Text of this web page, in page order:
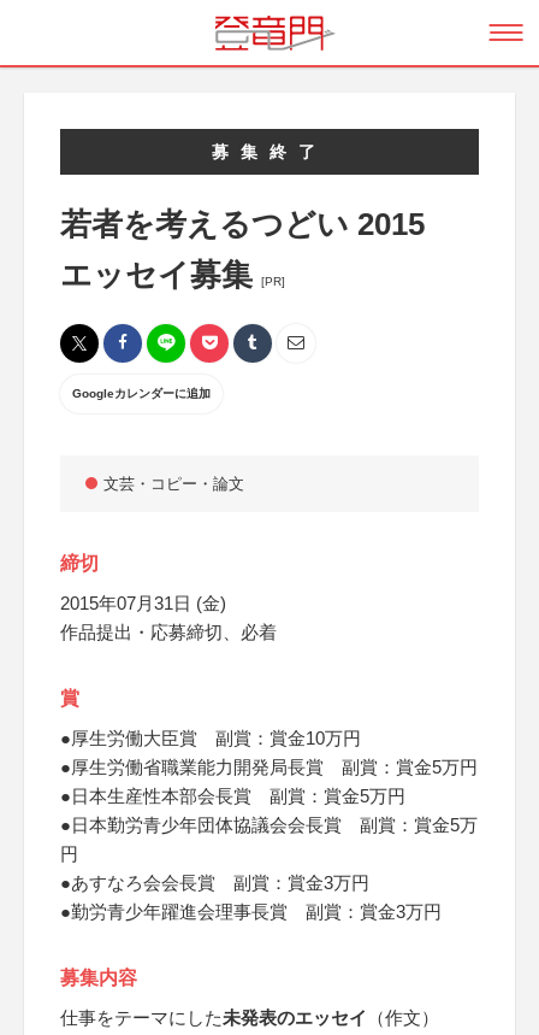
募集終了
若者を考えるつどい 2015
エッセイ募集
[PR]
Googleカレンダーに追加
文芸・コピー・論文
締切
2015年07月31日 (金)
作品提出・応募締切、必着
賞
●厚生労働大臣賞 副賞：賞金10万円
●厚生労働省職業能力開発局長賞 副賞：賞金5万円
●日本生産性本部会長賞 副賞：賞金5万円
●日本勤労青少年団体協議会会長賞 副賞：賞金5万
円
●あすなろ会会長賞 副賞：賞金3万円
●勤労青少年躍進会理事長賞 副賞：賞金3万円
募集内容
仕事をテーマにした未発表のエッセイ
（作文）